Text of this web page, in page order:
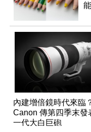
內建增倍鏡時代來臨
Canon 傳第四季末發
一代大白巨砲